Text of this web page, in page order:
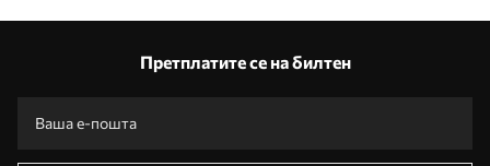
Претплатите се на билтен